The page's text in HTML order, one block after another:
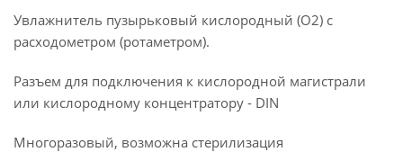
Увлажнитель пузырьковый кислородный (О2) с
расходометром (ротаметром).
Разъем для подключения к кислородной магистрали
или кислородному концентратору - DIN
Многоразовый, возможна стерилизация